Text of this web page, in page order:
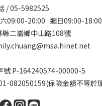
/ 05-5982525
09:00-20:00 週日09:00-18:00
縣二崙鄉中山路108號
號 P-164240574-00000-5
082050159(保險金額不等於